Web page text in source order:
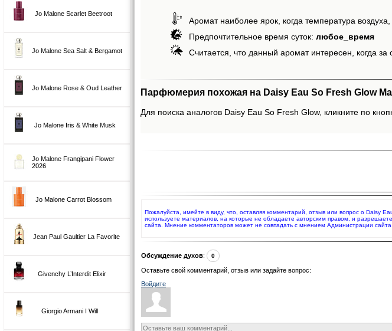
Jo Malone Scarlet Beetroot
Jo Malone Sea Salt & Bergamot
Jo Malone Rose & Oud Leather
Jo Malone Iris & White Musk
Jo Malone Frangipani Flower
2026
Jo Malone Carrot Blossom
Jean Paul Gaultier La Favorite
Givenchy L’Interdit Elixir
Giorgio Armani I Will
Аромат наиболее ярок, когда температура
Предпочтительное время суток: любое_время
Считается, что данный аромат интересен, когда за
Парфюмерия похожая на Daisy Eau So Fresh Glow
Для поиска аналогов Daisy Eau So Fresh Glow, кликните по
Пожалуйста, имейте в виду, что, оставляя комментарий, отзыв или вопрос о Daisy
используете материалов, на которые не обладаете авторским правом, и
сайта. Мнение комментаторов может не совпадать с мнением Администрации сайта.
Обсуждение духов: 0
Оставьте свой комментарий, отзыв или задайте вопрос:
Войдите